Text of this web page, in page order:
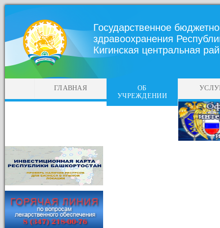
Государственное
здравоохранения
Кигинская центральная
ГЛАВНАЯ
ОБ
УЧРЕЖДЕНИИ